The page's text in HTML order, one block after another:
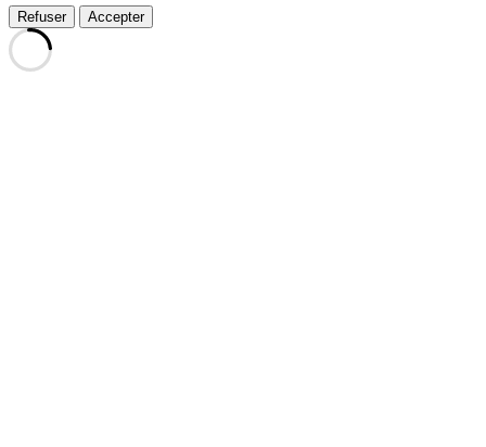
Refuser Accepter